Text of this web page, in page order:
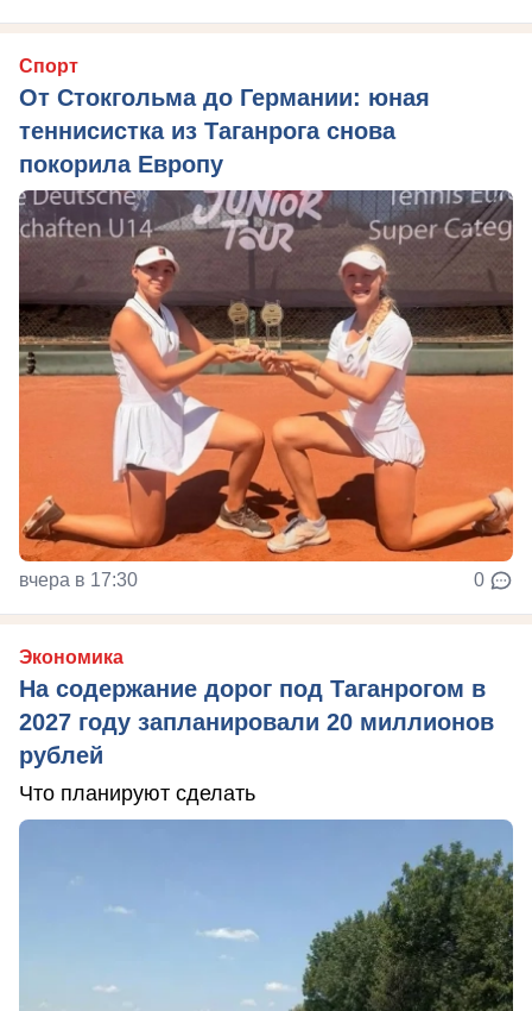
Спорт
От Стокгольма до Германии: юная
теннисистка из Таганрога снова
покорила Европу
вчера в 17:30 0
Экономика
На содержание дорог под Таганрогом в
2027 году запланировали 20 миллионов
рублей
Что планируют сделать